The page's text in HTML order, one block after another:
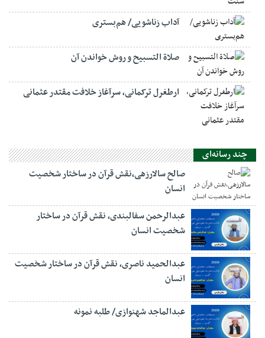
آداب زناشویی/ هم‌بستری
صلاة التسبيح و روش خواندن آن
ارطغرل ترکمانی، سرآغاز خلافت مقتدر عثمانی
چند رسانه‌ای
صالح سالارزهی،‌نقش قرآن در ساختار شخصیت
انسان
عبدالرحمن سفالبندی، نقش قرآن در ساختار
شخصیت انسان
عبدالحمید ناصری، نقش قرآن در ساختار شخصیت
انسان
عبدالماجد شهنوازی/ طلبه نمونه